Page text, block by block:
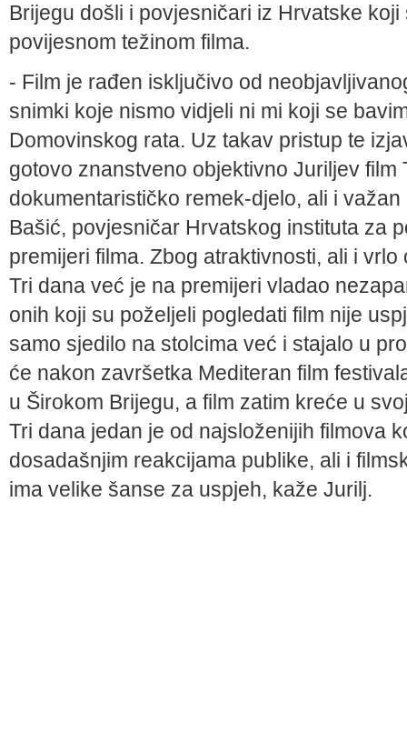
Brijegu došli i povjesničari iz Hrvatske
povijesnom težinom filma.
- Film je rađen isključivo od
snim­ki koje nismo vidjeli ni mi koji se
Domovinskog rata. Uz takav pristup te
gotovo znanstveno objektiv­no Juriljev
dokumentarističko remek-djelo, ali i
Bašić, po­vjesničar Hrvatskog instituta za
premijeri filma. Zbog atraktivnosti, ali i
Tri dana već je na premijeri vladao
onih koji su poželjeli pogledati film nije
samo sjedilo na stolcima već i stajalo u
će nakon zavr­šetka Mediteran film
u Širokom Brijegu, a film zatim kreće u
Tri dana jedan je od naj­složenijih filmova
dosadašnjim reakcijama publike, ali i
ima velike šanse za uspjeh, kaže Jurilj.